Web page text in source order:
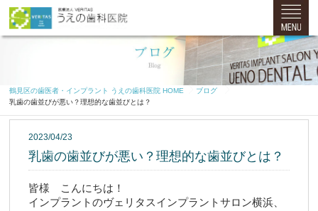
鶴見区の歯医者・インプラント うえの歯科医院 HOME
ブログ
乳歯の歯並びが悪い？理想的な歯並びとは？
2023/04/23
乳歯の歯並びが悪い？理想的な歯並びとは？
皆様　こんにちは！
インプラントのヴェリタスインプラントサロン横浜、